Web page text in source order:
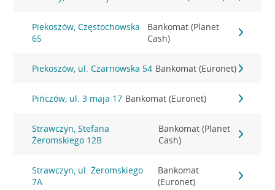
Piekoszów, Częstochowska
65
Bankomat (Planet
Cash)
Piekoszów, ul. Czarnowska 54 Bankomat (Euronet)
Pińczów, ul. 3 maja 17 Bankomat (Euronet)
Strawczyn, Stefana
Żeromskiego 12B
Bankomat (Planet
Cash)
Strawczyn, ul. Żeromskiego
7A
Bankomat
(Euronet)